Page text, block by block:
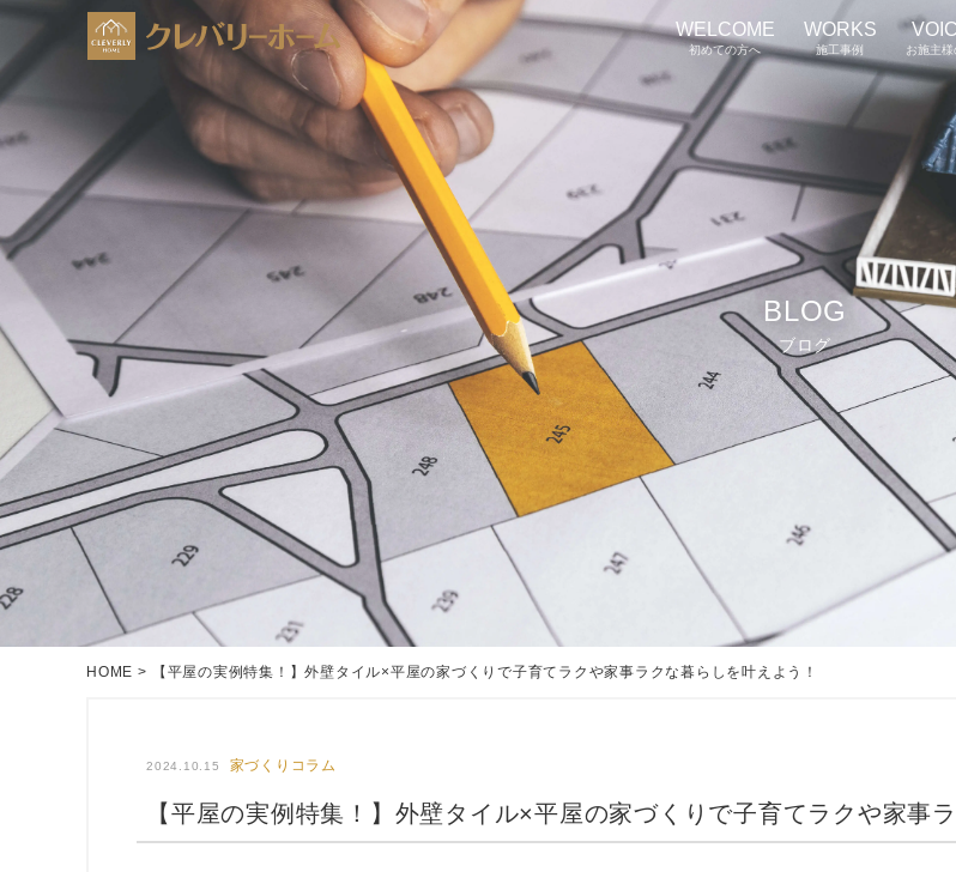
WELCOME
初めての方へ
WORKS
施工事例 お施主様
BLOG
ブログ
HOME > 【平屋の実例特集！】外壁タイル×平屋の家づくりで子育てラクや家事ラクな暮らしを叶えよう！
【平屋の実例特集！】外壁タイル×平屋の家づくりで子育てラクや家事
2024.10.15 家づくりコラム